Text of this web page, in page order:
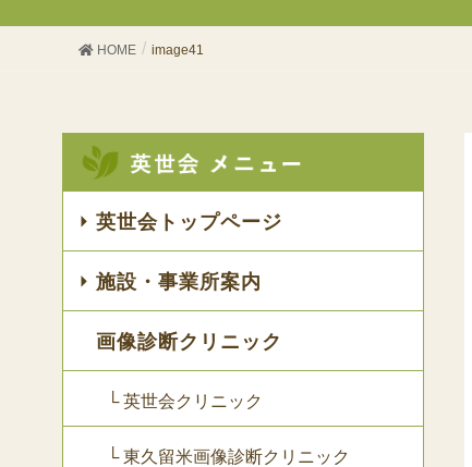
HOME image41
英世会トップページ
施設・事業所案内
画像診断クリニック
└ 英世会クリニック
└ 東久留米画像診断クリニック